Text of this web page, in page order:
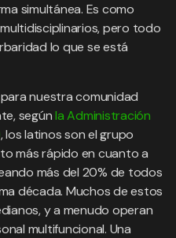
simultánea. Es como
pero todo
lo que se está
nuestra comunidad
segúnla Administración
, los latinos son el grupo
más rápido en cuanto a
más del 20% de todos
década. Muchos de estos
y a menudo operan
multifuncional. Una